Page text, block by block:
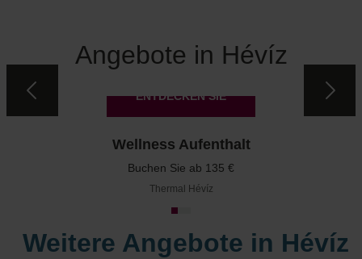
Angebote in Hévíz
ENTDECKEN SIE
Wellness Aufenthalt
Buchen Sie ab 135 €
Thermal Hévíz
Weitere Angebote in Hévíz